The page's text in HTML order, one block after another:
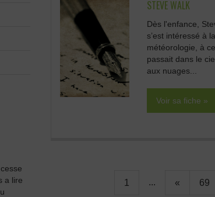
a lire
STEVE WALK
Dès l'enfance,
s’est intéressé à la
météorologie, à
passait dans le
aux nuages...
Voir sa fiche »
1 ... « 69